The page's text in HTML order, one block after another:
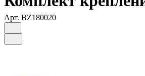
Арт. BZ180020